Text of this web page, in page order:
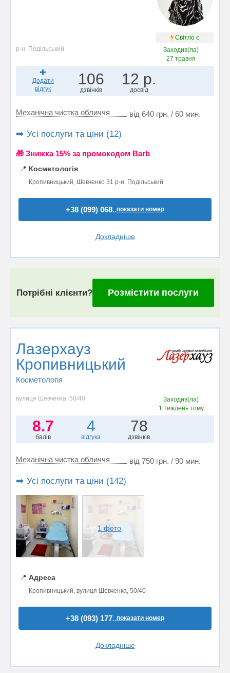
Світло є
р-н. Подільський
Заходив(ла)
27 травня
Додати
відгук
106
дзвінків
12 р.
досвід
Механічна чистка обличчя від 640 грн. / 60 мин.
➡️ Усі послуги та ціни (12)
🎁 Знижка 15% за промокодом Barb
📍 Косметологія
Кропивницький, Шевченко 31 р-н. Подільський
+38 (099) 068..показати номер
Докладніше
Потрібні клієнти? Розмістити послуги
Лазерхауз
Кропивницький
Косметологія
вулиця Шевченка, 50/40
Заходив(ла)
1 тиждень тому
8.7
балів
4
відгука
78
дзвінків
Механічна чистка обличчя від 750 грн. / 90 мин.
➡️ Усі послуги та ціни (142)
1 фото
📍 Адреса
Кропивницький, вулиця Шевченка, 50/40
+38 (093) 177..показати номер
Докладніше